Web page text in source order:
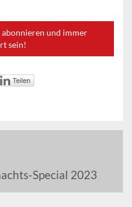
und immer
sein!
Special 2023